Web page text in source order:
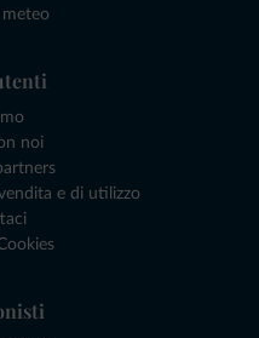
meteo
noi
e di utilizzo